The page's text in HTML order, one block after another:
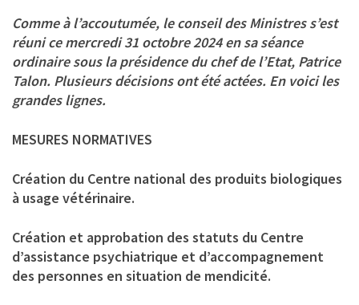
Comme à l’accoutumée, le conseil des Ministres s’est
réuni ce mercredi 31 octobre 2024 en sa séance
ordinaire sous la présidence du chef de l’Etat, Patrice
Talon. Plusieurs décisions ont été actées. En voici les
grandes lignes.
MESURES NORMATIVES
Création du Centre national des produits biologiques
à usage vétérinaire.
Création et approbation des statuts du Centre
d’assistance psychiatrique et d’accompagnement
des personnes en situation de mendicité.